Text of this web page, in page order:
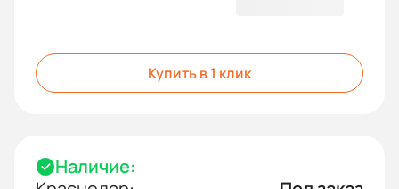
Купить в 1 клик
Наличие: